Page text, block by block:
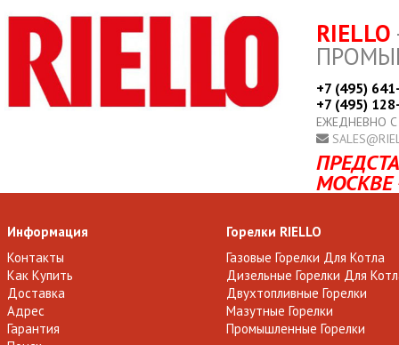
RIELLO
+7 (495)
+7 (495)
ЕЖЕДНЕВНО
МОСКВЕ
Информация
Контакты
Как Купить
Доставка
Адрес
Гарантия
Горелки RIELLO
Газовые Горелки Для Котла
Дизельные Горелки Для
Двухтопливные Горелки
Мазутные Горелки
Промышленные Горелки